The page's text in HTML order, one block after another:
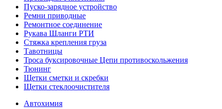
Пуско-зарядное устройство
Ремни приводные
Ремонтное соединение
Рукава Шланги РТИ
Стяжка крепления груза
Тавотницы
Троса буксировочные Цепи противоскольжения
Тюнинг
Щетки сметки и скребки
Щетки стеклоочистителя
Автохимия